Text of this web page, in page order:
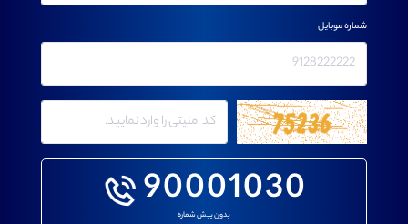
90001030
بدون پیش شماره
شماره موبایل